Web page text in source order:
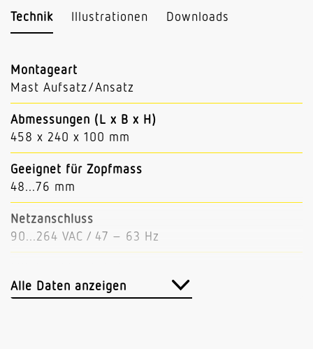
Technik Illustrationen Downloads
Montageart
Mast Aufsatz/Ansatz
Abmessungen (L x B x H)
458 x 240 x 100 mm
Geeignet für Zopfmass
48...76 mm
Netzanschluss
90...264 VAC / 47 – 63 Hz
Ja
Alle Daten anzeigen